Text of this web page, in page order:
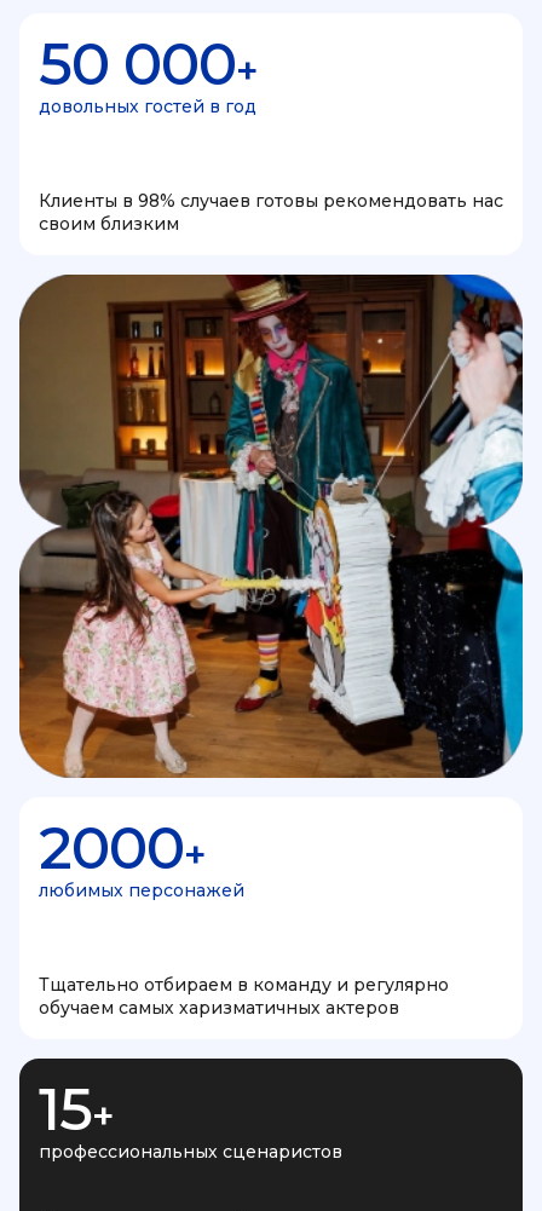
50 000+
довольных гостей в год
Клиенты в 98% случаев готовы рекомендовать нас
своим близким
2000+
любимых персонажей
Тщательно отбираем в команду и регулярно
обучаем самых харизматичных актеров
15+
профессиональных сценаристов